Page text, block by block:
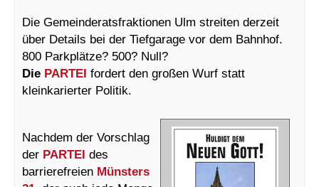
Die Gemeinderatsfraktionen Ulm streiten derzeit
über Details bei der Tiefgarage vor dem Bahnhof.
800 Parkplätze? 500? Null?
Die PARTEI fordert den großen Wurf statt
kleinkarierter Politik.
Nachdem der Vorschlag
der PARTEI des
barrierefreien Münsters